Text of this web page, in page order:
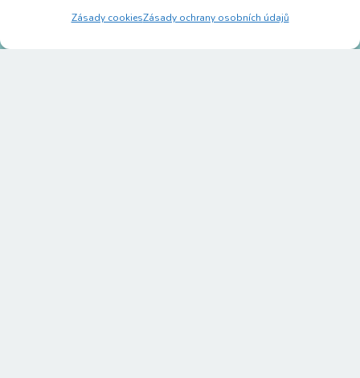
Zásady cookiesZásady ochrany osobních údajů